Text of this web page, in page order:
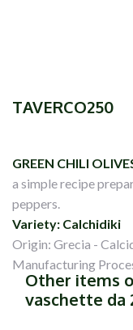
TAVERCO250
GREEN CHILI
a simple recipe
peppers.
Variety: Calchidiki
Origin: Grecia -
Manufacturing
Other items
vaschette da